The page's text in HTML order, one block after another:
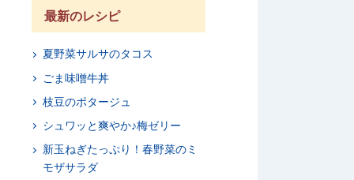
最新のレシピ
夏野菜サルサのタコス
ごま味噌牛丼
枝豆のポタージュ
シュワッと爽やか♪梅ゼリー
新玉ねぎたっぷり！春野菜のミ
モザサラダ